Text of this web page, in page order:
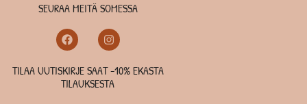
SEURAA MEITÄ SOMESSA
TILAA UUTISKIRJE SAAT -10% EKASTA
TILAUKSESTA